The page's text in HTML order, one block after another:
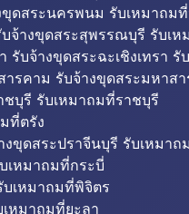
ดสระนครพนม รับเหมาถม
จ้างขุดสระสุพรรณบุรี รับเ
รับจ้างขุดสระฉะเชิงเทรา รั
รคาม รับจ้างขุดสระมหาส
ชบุรี รับเหมาถมที่ราชบุรี
ที่ตรัง
ขุดสระปราจีนบุรี รับเหมาถ
เหมาถมที่กระบี่
เหมาถมที่พิจิตร
หมาถมที่ยะลา